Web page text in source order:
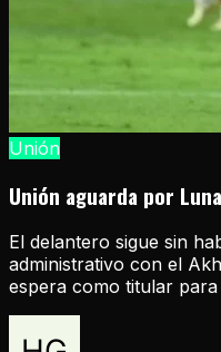
Unión
Unión aguarda por
El delantero sigue sin
administrativo con el
espera como titular